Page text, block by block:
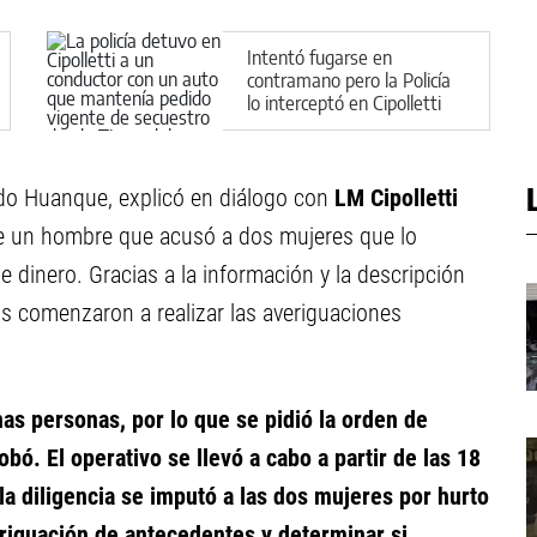
Intentó fugarse en
contramano pero la Policía
lo interceptó en Cipolletti
Huanque, explicó en diálogo con LM Cipolletti
hombre que acusó a dos mujeres que lo
dinero. Gracias a la información y la descripción
a realizar las averiguaciones
personas, por lo que se pidió la orden de
El operativo se llevó a cabo a partir de las 18
diligencia se imputó a las dos mujeres por hurto